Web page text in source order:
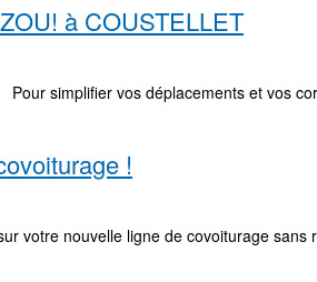
à COUSTELLET
simplifier vos déplacements et vos
!
votre nouvelle ligne de covoiturage